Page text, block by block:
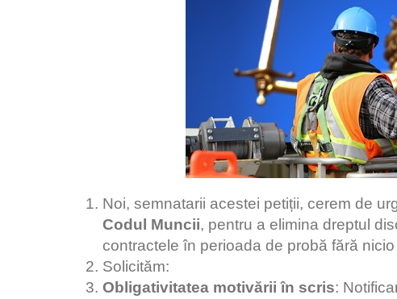
Noi, semnatarii acestei petiții, cerem de
Codul Muncii, pentru a elimina dreptul
contractele în perioada de probă fără
Solicităm:
Obligativitatea motivării în scris: